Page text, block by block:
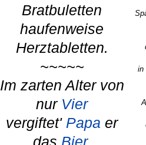
Bratbuletten
haufenweise
Herztabletten.
~~~~~
Im zarten Alter von
nur Vier
vergiftet' Papa er
das Bier.
in